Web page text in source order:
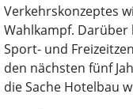
Verkehrskonzeptes
Wahlkampf. Darüber
Sport- und
den nächsten fünf
die Sache Hotelbau